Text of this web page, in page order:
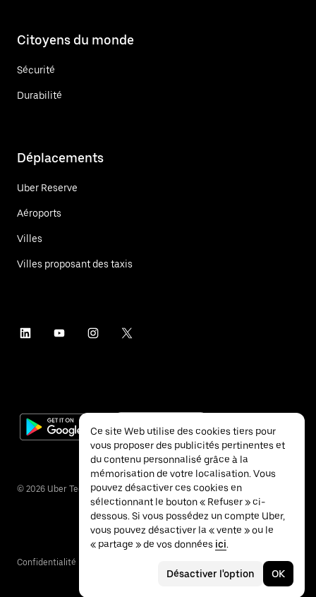
Citoyens du monde
Sécurité
Durabilité
Déplacements
Uber Reserve
Aéroports
Villes
Villes proposant des taxis
© 2026 Uber Technologies Inc.
Confidentialité
Ce site Web utilise des cookies tiers pour
vous proposer des publicités pertinentes et
du contenu personnalisé grâce à la
mémorisation de votre localisation. Vous
pouvez désactiver ces cookies en
sélectionnant le bouton « Refuser » ci-
dessous. Si vous possédez un compte Uber,
vous pouvez désactiver la « vente » ou le
« partage » de vos données ici.
Désactiver l'option OK